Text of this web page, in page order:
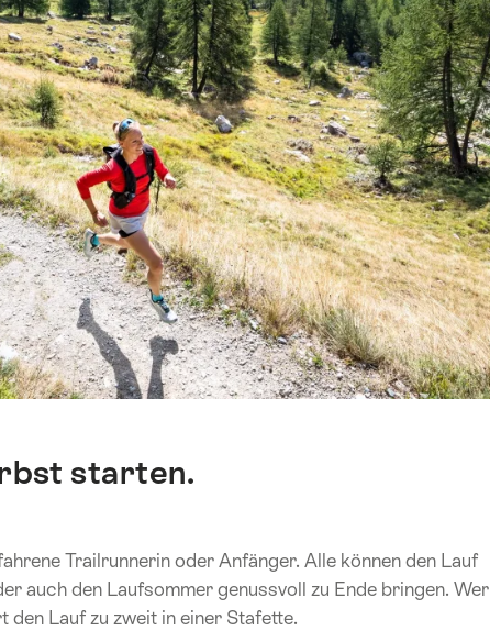
starten.
Trailrunnerin oder Anfänger. Alle können den Lauf
auch den Laufsommer genussvoll zu Ende bringen. Wer
Lauf zu zweit in einer Stafette.